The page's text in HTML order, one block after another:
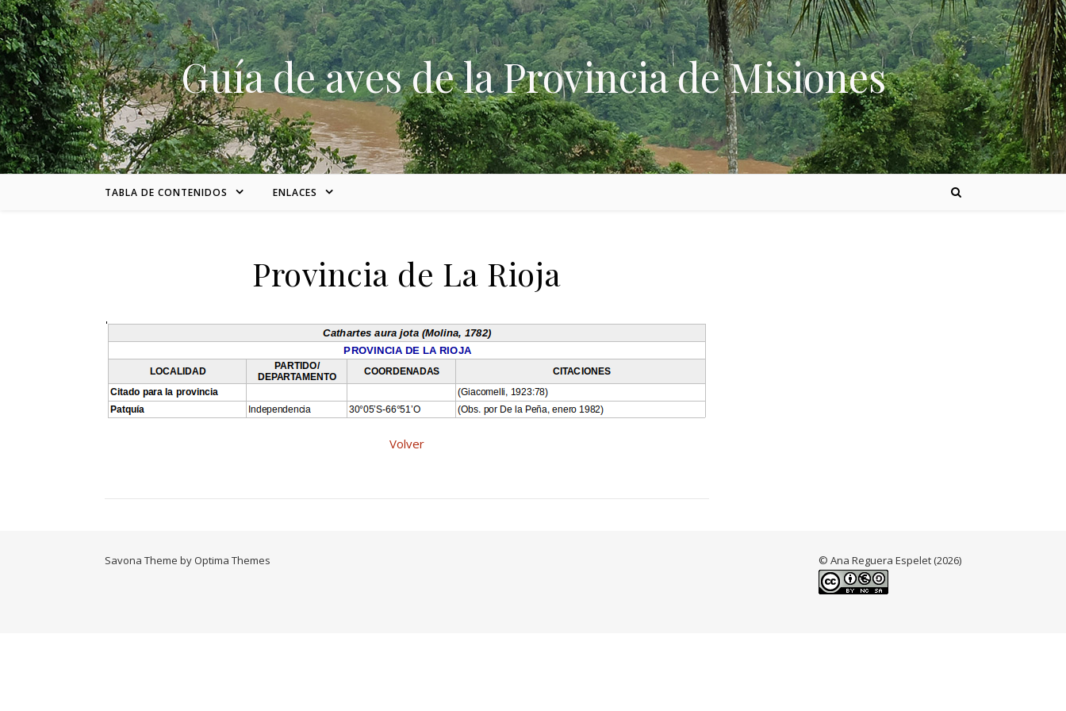
Skip to content
Guía de aves de la Provincia de Misiones
TABLA DE CONTENIDOS ENLACES
Provincia de La Rioja
Volver
© Ana Reguera Espelet (2026)
Savona Theme by Optima Themes